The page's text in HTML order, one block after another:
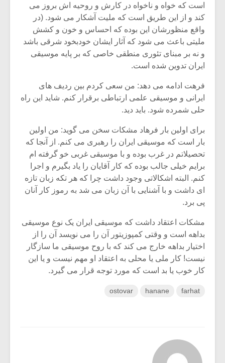
است که خواه و ناخواه در کارش و روحیه اش بروز می
کند و از این طریق است که ملیت آشکار می شود. (در
واقع منظورشان این بوده که احساس و خون و کشش
ملیتی باعث می شود که آثار ایشان خودبخود شرقی باشد
و نه بر مبنای تئوری منطقی خاصی که بر پایه موسیقی
ایران تدوین شده است.
فرهت ادامه می دهد: من سعی کردم بین ردیف های
ایرانی و موسیقی علمی ارتباطی برقرار کنم. شاید این راه
حلی شمرده شود. باید دید.
برای اولین بار فرهاد مشکات سخن می گوید: من اولین
بار است که موسیقی ایران را رهبری می کنم. از آنجا که
تحصیلاتم در غرب بوده و با موسیقی غربی خو گرفته ام
برایم خیلی جالب بوده که کار آقایان را یاد بگیرم و اجرا
کنم. البته اشکالاتی وجود داشت چرا که هر تکه زبان تازه
ای داشت و با آشنایی با آن زبان می شد به رموز کار آنان
پی برد.
مشکات اعتقاد داشت که موسیقی ایران یک نوع موسیقی
بداهه است و وقتی کمپوزیتور آن را می نویسد آن را از
اختیار بداهه خارج می کند که با روح موسیقی ما سازگار
نیست! کار ملی یا محلی به اعتقاد او مهم نیست و یا این
کار خوب یا بد است که مورد توجه قرار می گیرد.
farhat
hanane
ostovar
میکلوش روژا
شیش و نیم»
اگر نمی توانی
مشهورترین باشی،
بدنام ترین باش
موریس ژار
موسیقی
سکانسی
موسیقی